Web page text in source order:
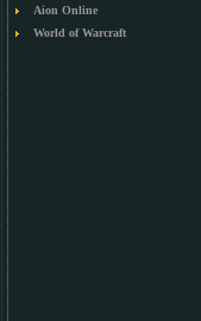
Aion Online
World of Warcraft